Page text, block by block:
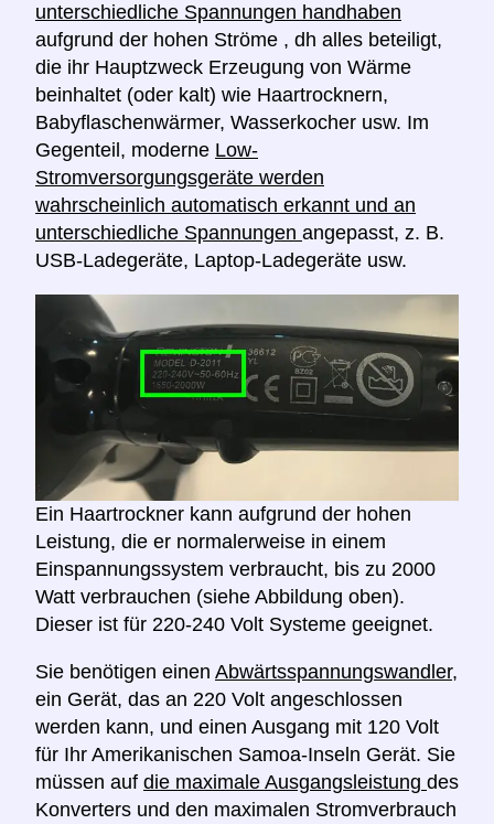
unterschiedliche Spannungen handhaben
aufgrund der hohen Ströme , dh alles beteiligt,
die ihr Hauptzweck Erzeugung von Wärme
beinhaltet (oder kalt) wie Haartrocknern,
Babyflaschenwärmer, Wasserkocher usw. Im
Gegenteil, moderne Low-
Stromversorgungsgeräte werden
wahrscheinlich automatisch erkannt und an
unterschiedliche Spannungen angepasst, z. B.
USB-Ladegeräte, Laptop-Ladegeräte usw.
Ein Haartrockner kann aufgrund der hohen
Leistung, die er normalerweise in einem
Einspannungssystem verbraucht, bis zu 2000
Watt verbrauchen (siehe Abbildung oben).
Dieser ist für 220-240 Volt Systeme geeignet.
Sie benötigen einen Abwärtsspannungswandler,
ein Gerät, das an 220 Volt angeschlossen
werden kann, und einen Ausgang mit 120 Volt
für Ihr Amerikanischen Samoa-Inseln Gerät. Sie
müssen auf die maximale Ausgangsleistung des
Konverters und den maximalen Stromverbrauch